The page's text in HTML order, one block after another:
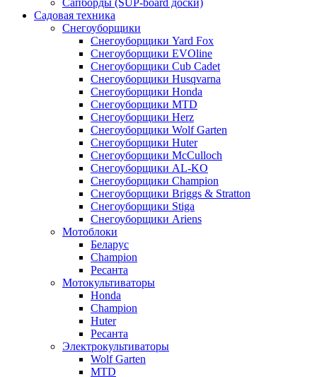
Сапборды (SUP-board доски)
Садовая техника
Снегоуборщики
Снегоуборщики Yard Fox
Снегоуборщики EVOline
Снегоуборщики Cub Cadet
Снегоуборщики Husqvarna
Снегоуборщики Honda
Снегоуборщики MTD
Снегоуборщики Herz
Снегоуборщики Wolf Garten
Снегоуборщики Huter
Снегоуборщики McCulloch
Снегоуборщики AL-KO
Снегоуборщики Champion
Снегоуборщики Briggs & Stratton
Снегоуборщики Stiga
Снегоуборщики Ariens
Мотоблоки
Беларус
Champion
Ресанта
Мотокультиваторы
Honda
Champion
Huter
Ресанта
Электрокультиваторы
Wolf Garten
MTD